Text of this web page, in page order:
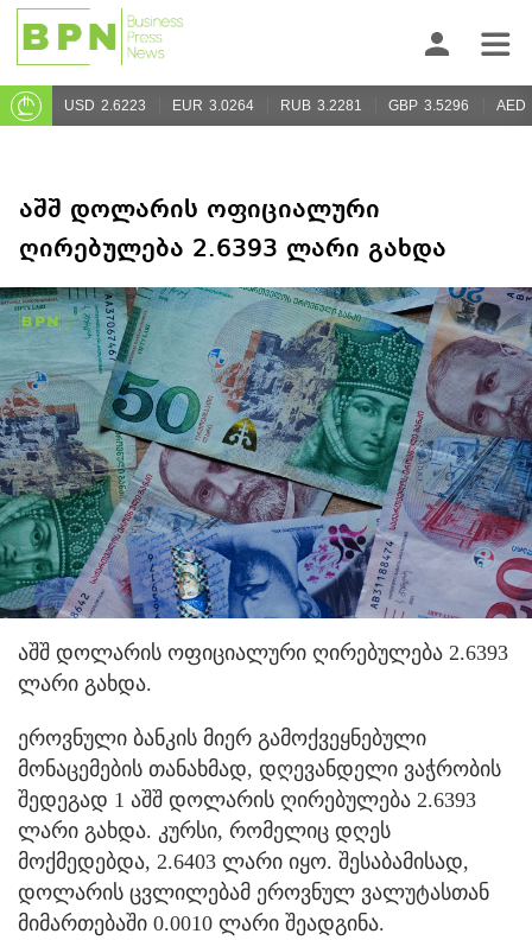
USD 2.6223 EUR 3.0264 RUB 3.2281 GBP 3.5296 AED
აშშ დოლარის ოფიციალური
ღირებულება 2.6393 ლარი გახდა
აშშ დოლარის ოფიციალური ღირებულება 2.6393
ლარი გახდა.
ეროვნული ბანკის მიერ გამოქვეყნებული
მონაცემების თანახმად, დღევანდელი ვაჭრობის
შედეგად 1 აშშ დოლარის ღირებულება 2.6393
ლარი გახდა. კურსი, რომელიც დღეს
მოქმედებდა, 2.6403 ლარი იყო. შესაბამისად,
დოლარის ცვლილებამ ეროვნულ ვალუტასთან
მიმართებაში 0.0010 ლარი შეადგინა.